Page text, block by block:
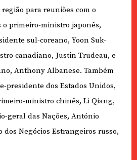
para reuniões com o
o primeiro-ministro japonês,
sul-coreano, Yoon Suk-
canadiano, Justin Trudeau, e
Anthony Albanese. Também
presidente dos Estados Unidos,
ministro chinês, Li Qiang,
geral das Nações, António
dos Negócios Estrangeiros russo,